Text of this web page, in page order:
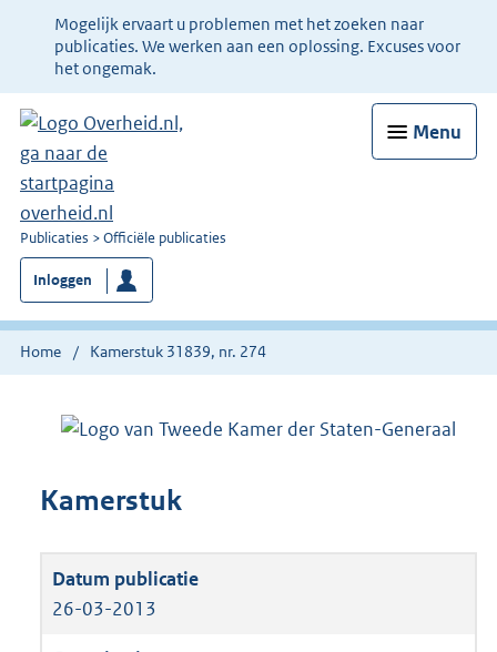
Ter
informatie:
Mogelijk ervaart u problemen met het zoeken naar
publicaties. We werken aan een oplossing. Excuses voor
het ongemak.
Menu
U
bent
nu
hier:
Publicaties Officiële publicaties
Inloggen
Home Kamerstuk 31839, nr. 274
Kamerstuk
26-03-2013